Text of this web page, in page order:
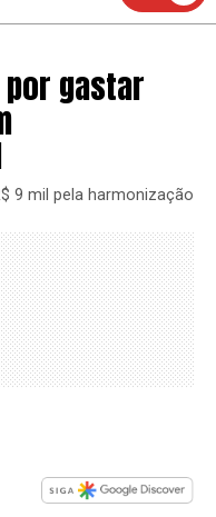
por gastar
9 mil pela harmonização